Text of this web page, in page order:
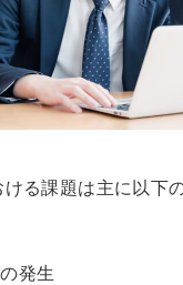
る課題は主に以下
発生